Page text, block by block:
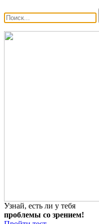
Узнай, есть ли у тебя
проблемы со зрением!